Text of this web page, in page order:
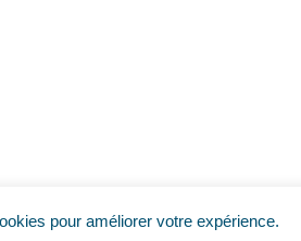
pour améliorer votre expérience.